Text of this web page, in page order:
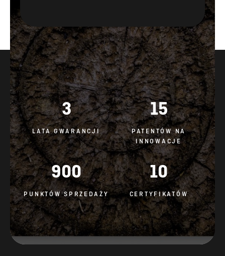
3
LATA GWARANCJI
15
PATENTÓW NA
INNOWACJE
900
PUNKTÓW SPRZEDAŻY
10
CERTYFIKATÓW